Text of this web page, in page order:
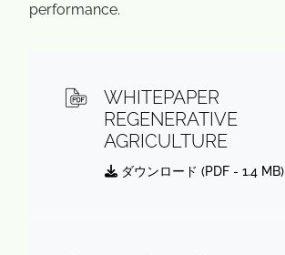
performance.
WHITEPAPER
REGENERATIVE
AGRICULTURE
ダウンロード (PDF - 1.4 MB)